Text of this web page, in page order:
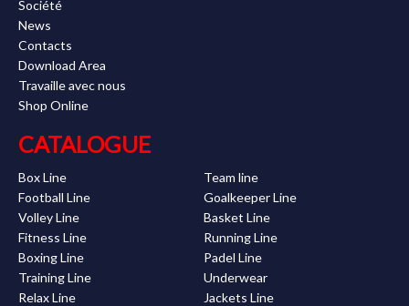
Société
News
Contacts
Download Area
Travaille avec nous
Shop Online
CATALOGUE
Box Line
Team line
Football Line
Goalkeeper Line
Volley Line
Basket Line
Fitness Line
Running Line
Boxing Line
Padel Line
Training Line
Underwear
Relax Line
Jackets Line